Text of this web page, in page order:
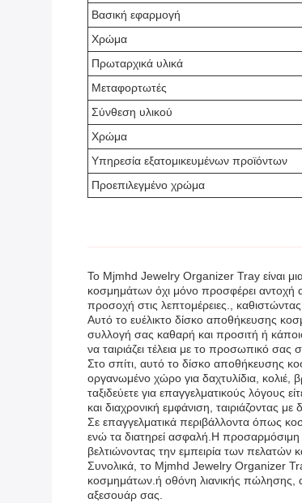
Βασική εφαρμογή
Χρώμα
Πρωταρχικά υλικά
Μεταφορτωτές
Σύνθεση υλικού
Χρώμα
Υπηρεσία εξατομικευμένων προϊόντων
Προεπιλεγμένο χρώμα
Το Mjmhd Jewelry Organizer Tray είναι
κοσμημάτων όχι μόνο προσφέρει αντοχή
προσοχή στις λεπτομέρειες.,
Αυτό το ευέλικτο δίσκο αποθήκευσης
συλλογή σας καθαρή και προσιτή ή
να ταιριάζει τέλεια με το προσωπικό
Στο σπίτι, αυτό το δίσκο αποθήκευσης
οργανωμένο χώρο για δαχτυλίδια, κολιέ,
ταξιδεύετε για επαγγελματικούς λόγους
και διαχρονική εμφάνιση, ταιριάζοντας
Σε επαγγελματικά περιβάλλοντα όπως
ενώ τα διατηρεί ασφαλή.Η προσαρμόσιμη
βελτιώνοντας την εμπειρία των πελατών
Συνολικά, το Mjmhd Jewelry Organizer
κοσμημάτων.ή οθόνη λιανικής πώλησης,
αξεσουάρ σας.